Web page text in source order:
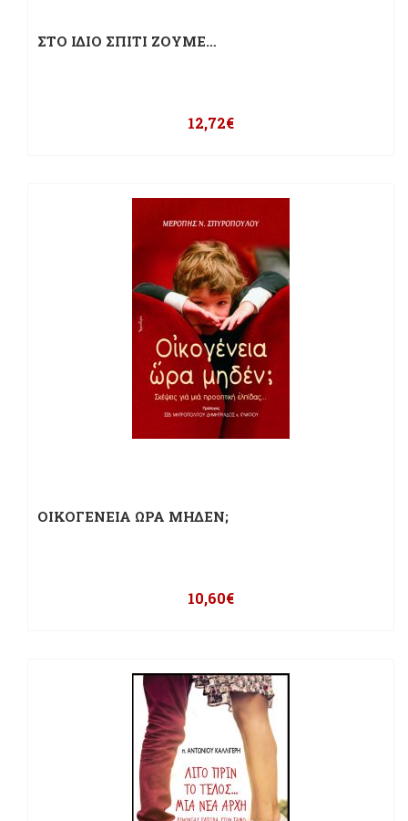
ΣΤΟ ΙΔΙΟ ΣΠΙΤΙ ΖΟΥΜΕ…
12,72€
ΟΙΚΟΓΕΝΕΙΑ ΩΡΑ ΜΗΔΕΝ;
10,60€